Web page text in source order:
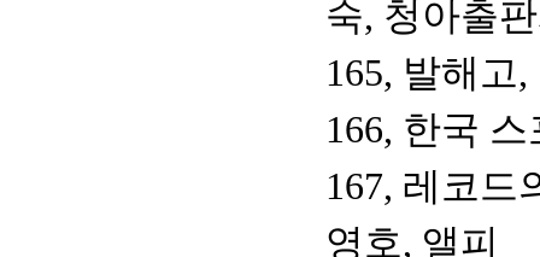
숙, 청아출
165, 발해고
166, 한국
167, 레코드
영호, 앨피